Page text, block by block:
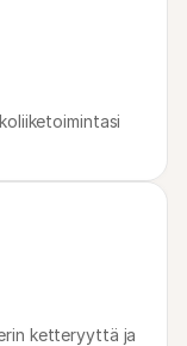
ketteryyttä ja